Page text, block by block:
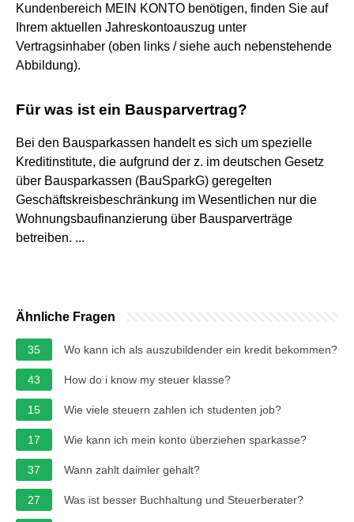
Kundenbereich MEIN KONTO benötigen, finden Sie auf
Ihrem aktuellen Jahreskontoauszug unter
Vertragsinhaber (oben links / siehe auch nebenstehende
Abbildung).
Für was ist ein Bausparvertrag?
Bei den Bausparkassen handelt es sich um spezielle
Kreditinstitute, die aufgrund der z. im deutschen Gesetz
über Bausparkassen (BauSparkG) geregelten
Geschäftskreisbeschränkung im Wesentlichen nur die
Wohnungsbaufinanzierung über Bausparverträge
betreiben. ...
Ähnliche Fragen
35 Wo kann ich als auszubildender ein kredit bekommen?
43 How do i know my steuer klasse?
15 Wie viele steuern zahlen ich studenten job?
17 Wie kann ich mein konto überziehen sparkasse?
37 Wann zahlt daimler gehalt?
27 Was ist besser Buchhaltung und Steuerberater?